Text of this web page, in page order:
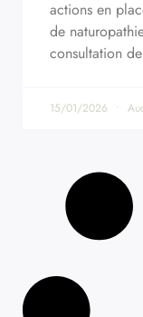
actions en
de
consultation
15/01/2026